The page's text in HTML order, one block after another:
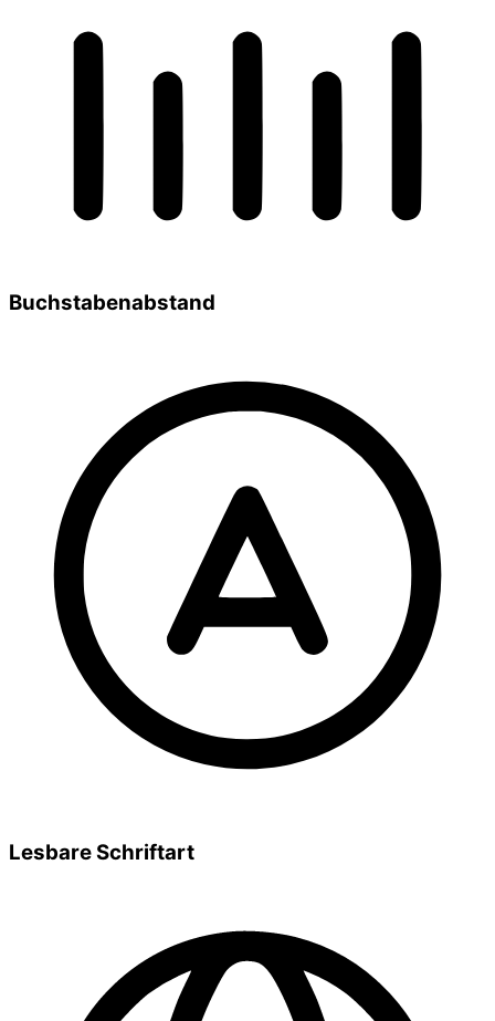
Buchstabenabstand
Lesbare Schriftart